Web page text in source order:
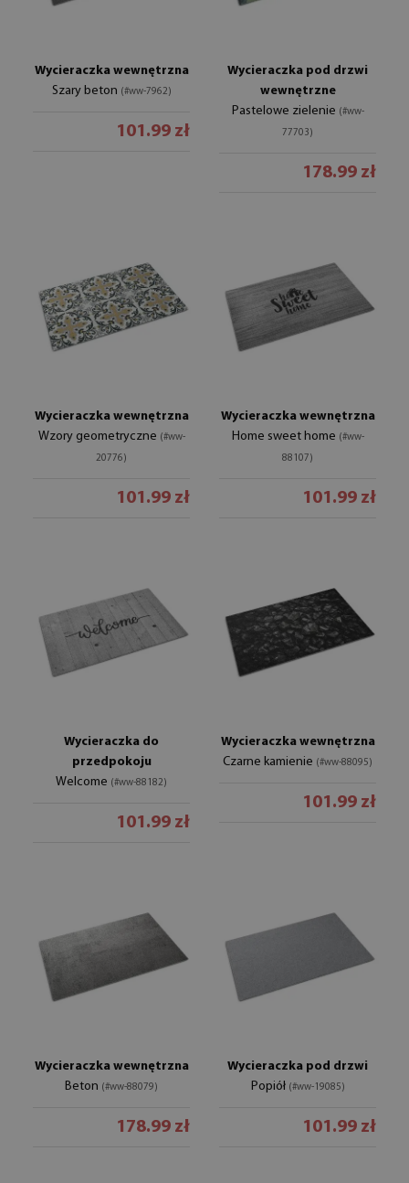
Wycieraczka wewnętrzna
Szary beton (#ww-7962)
101.99 zł
Wycieraczka pod drzwi
wewnętrzne
Pastelowe zielenie (#ww-
77703)
178.99 zł
Wycieraczka wewnętrzna
Wzory geometryczne (#ww-
20776)
101.99 zł
Wycieraczka wewnętrzna
Home sweet home (#ww-
88107)
101.99 zł
Wycieraczka do
przedpokoju
Welcome (#ww-88182)
101.99 zł
Wycieraczka wewnętrzna
Czarne kamienie (#ww-88095)
101.99 zł
Wycieraczka wewnętrzna
Beton (#ww-88079)
178.99 zł
Wycieraczka pod drzwi
Popiół (#ww-19085)
101.99 zł